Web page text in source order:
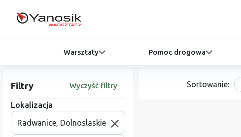
Warsztaty Pomoc drogowa
Filtry Wyczyść filtry
Lokalizacja
Sortowanie: